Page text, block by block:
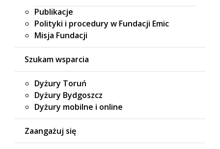
Publikacje
Polityki i procedury w Fundacji Emic
Misja Fundacji
Szukam wsparcia
Dyżury Toruń
Dyżury Bydgoszcz
Dyżury mobilne i online
Zaangażuj się